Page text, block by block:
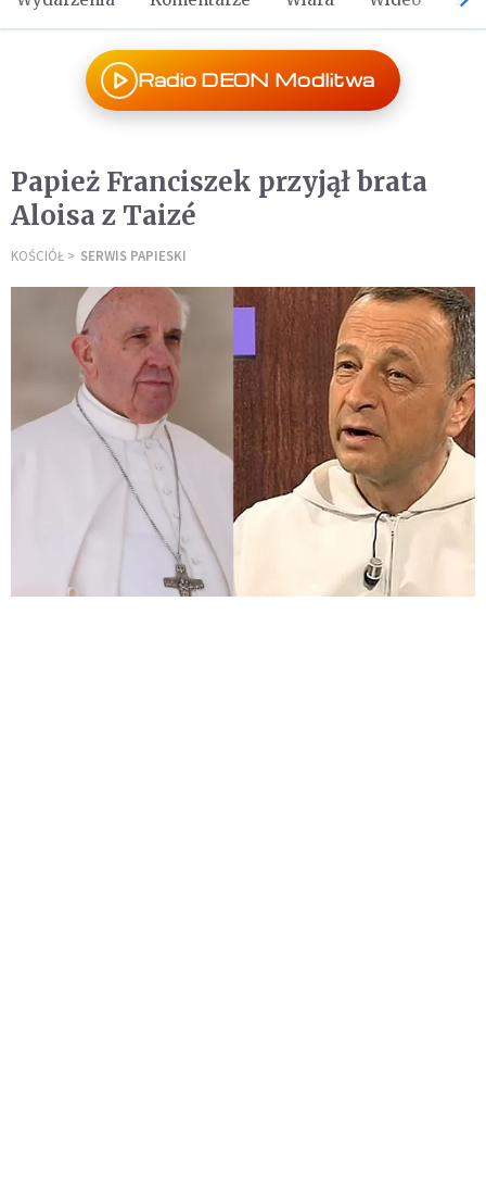
Radio DEON Modlitwa
Papież Franciszek przyjął brata
Aloisa z Taizé
KOŚCIÓŁ SERWIS PAPIESKI